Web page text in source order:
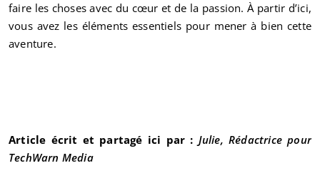
faire les choses avec du cœur et de la passion. À partir d’ici,
vous avez les éléments essentiels pour mener à bien cette
aventure.
Article écrit et partagé ici par : Julie, Rédactrice pour
TechWarn Media